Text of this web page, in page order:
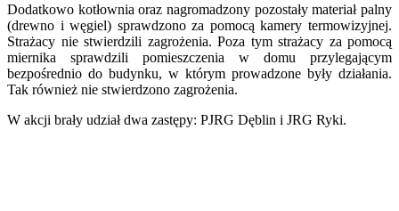
Dodatkowo kotłownia oraz nagromadzony pozostały materiał palny
(drewno i węgiel) sprawdzono za pomocą kamery termowizyjnej.
Strażacy nie stwierdzili zagrożenia. Poza tym strażacy za pomocą
miernika sprawdzili pomieszczenia w domu przylegającym
bezpośrednio do budynku, w którym prowadzone były działania.
Tak również nie stwierdzono zagrożenia.
W akcji brały udział dwa zastępy: PJRG Dęblin i JRG Ryki.